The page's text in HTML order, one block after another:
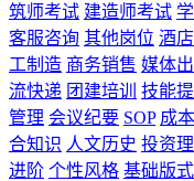
筑师考试 建造师考试
客服咨询 其他岗位 酒
工制造 商务销售 媒体
流快递 团建培训 技能
管理 会议纪要 SOP 成
合知识 人文历史 投资
进阶 个性风格 基础版式